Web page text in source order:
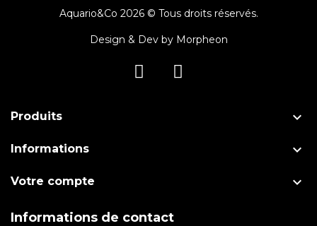
Aquario&Co 2026 © Tous droits réservés.
Design & Dev by Morpheon
Produits 
Informations 
Votre compte 
Informations de contact